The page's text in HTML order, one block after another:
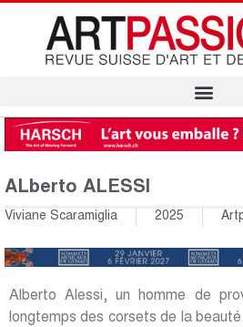
ALberto ALESSI
Viviane Scaramiglia 2025
Alberto Alessi, un homme de
longtemps des corsets de la